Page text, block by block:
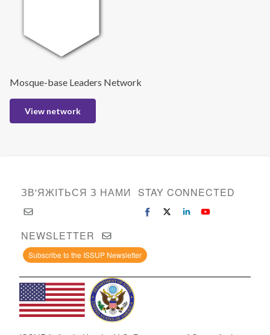
Mosque-base Leaders Network
View network
ЗВ'ЯЖІТЬСЯ З НАМИ STAY CONNECTED
NEWSLETTER
Subscribe to the ISSUP Newsletter